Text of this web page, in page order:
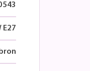
E27